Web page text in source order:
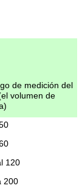
-40°C~+280°C
)
de medición del
el volumen de
)
120
200